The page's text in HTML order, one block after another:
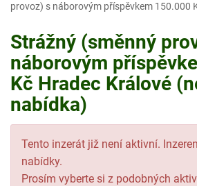
provoz) s náborovým příspěvkem 150.000
Strážný (směnný
náborovým
Kč Hradec Králové
nabídka)
Tento inzerát již není aktivní.
nabídky.
Prosím vyberte si z podobných